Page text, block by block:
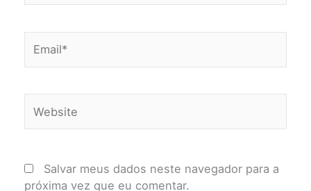
Salvar meus dados neste navegador para a
próxima vez que eu comentar.